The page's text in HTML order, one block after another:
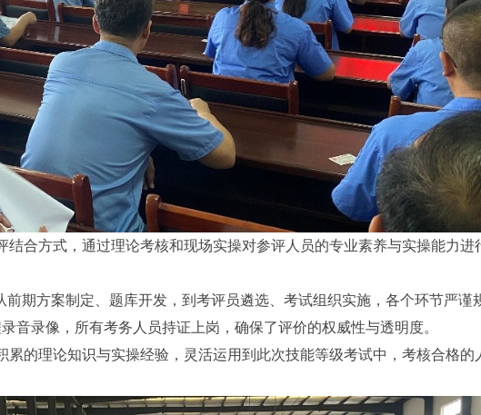
合方式，通过理论考核和现场实操对参评人员的专业素养与实操能力进
期方案制定、题库开发，到考评员遴选、考试组织实施，各个环节严谨
音录像，所有考务人员持证上岗，确保了评价的权威性与透明度。
的理论知识与实操经验，灵活运用到此次技能等级考试中，考核合格的